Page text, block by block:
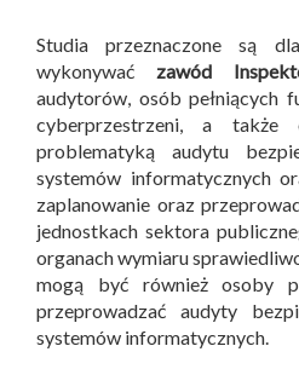
Studia przeznaczone są
wykonywać zawód
audytorów, osób pełniących
cyberprzestrzeni, a także
problematyką audytu
systemów informatycznych
zaplanowanie oraz
jednostkach sektora
organach wymiaru
mogą być również osoby
przeprowadzać audyty
systemów informatycznych.